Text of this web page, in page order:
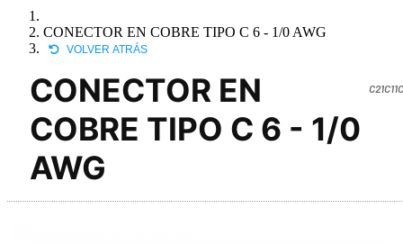
CONECTOR EN COBRE TIPO C 6 - 1/0 AWG
VOLVER ATRÁS
CONECTOR EN
COBRE TIPO C 6 - 1/0
AWG